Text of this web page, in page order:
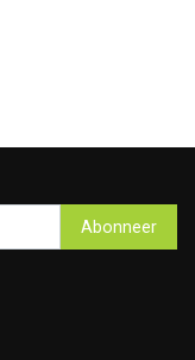
Abonneer